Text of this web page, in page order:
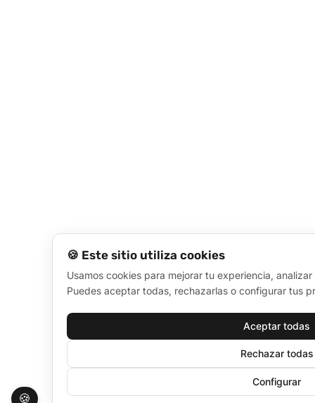
🍪 Este sitio utiliza cookies
Usamos cookies para mejorar tu experiencia,
Puedes aceptar todas, rechazarlas o configurar tus
Aceptar todas
Rechazar todas
Configurar
🍪